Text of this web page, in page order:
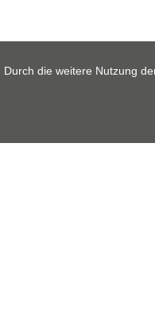
die weitere Nutzung